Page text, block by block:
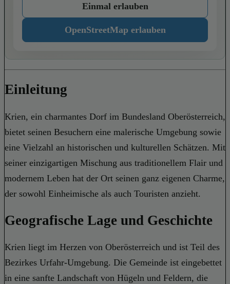
Einmal erlauben
OpenStreetMap erlauben
Einleitung
Krien, ein charmantes Dorf im Bundesland Oberösterreich,
bietet seinen Besuchern eine malerische Umgebung sowie
eine Vielzahl an historischen und kulturellen Schätzen. Mit
seiner einzigartigen Mischung aus traditionellem Flair und
modernem Leben hat der Ort seinen ganz eigenen Charme,
der sowohl Einheimische als auch Touristen anzieht.
Geografische Lage und Geschichte
Krien liegt im Herzen von Oberösterreich und ist Teil des
Bezirkes Urfahr-Umgebung. Die Gemeinde ist eingebettet
in eine sanfte Landschaft von Hügeln und Feldern, die